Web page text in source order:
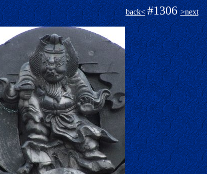
back< #1306>next